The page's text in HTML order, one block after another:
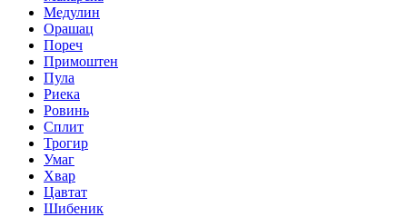
Медулин
Орашац
Пореч
Примоштен
Пула
Риека
Ровинь
Сплит
Трогир
Умаг
Хвар
Цавтат
Шибеник